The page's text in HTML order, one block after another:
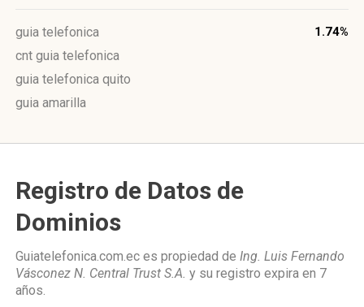
guia telefonica 1.74%
cnt guia telefonica
guia telefonica quito
guia amarilla
Registro de Datos de
Dominios
Guiatelefonica.com.ec es propiedad de Ing. Luis Fernando
Vásconez N. Central Trust S.A. y su registro expira en 7
años.